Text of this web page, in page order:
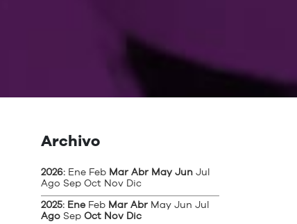
Archivo
2026: Ene Feb Mar Abr May Jun Jul
Ago Sep Oct Nov Dic
2025: Ene Feb Mar Abr May Jun Jul
Ago Sep Oct Nov Dic